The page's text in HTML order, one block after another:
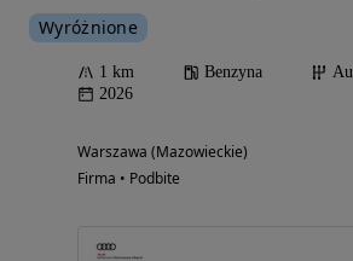
Wyróżnione
1 km Benzyna
2026
Warszawa (Mazowieckie)
Firma • Podbite